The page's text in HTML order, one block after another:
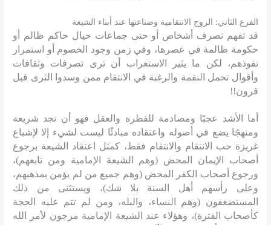
الفرع الثاني: الروح الانتقامية وصناعتها عند أبناء الشيعة
قد تفهم تصرف أشخاص أو حتى جماعات حيال حاكم ظالم أو
حكومة ظالمة في عصرها، وفي زمن وجود الخصوم أو استمرار
نفوذهم، لكن ما يثير الاستغراب أن ترى تصرفات وثقافات
وأقوال تحمل النقمة والرغبة في الانتقام ممن وسدوا الثرى قبل
قرون!!
أما الأشد عجبًا ومصادمة للفطرة والعقل فهو أن تجد شريعة
ومنهجًا يضع في أصوله واعتقاده مبادئًا ليست لشيء إلا لإشباع
غريزة حب الانتقام والانتقام فقط، كمثل اعتقاد الشيعة برجوع
أصحاب الإيمان المحض (وهم الشيعة الإمامية ومن تابعهم)،
ورجوع أصحاب الكفر المحض(وهم جميع من لم يؤمن بمذهبهم،
وعلى رأسهم أهل السنة بلا شك)، ويستثنى من ذلك
المستضعفون (وهم النساء، والبله، ومن لم تتم عليه الحجة
كأصحاب الفترة)، وهؤلاء عند الشيعة الإمامية مرجون لأمر الله